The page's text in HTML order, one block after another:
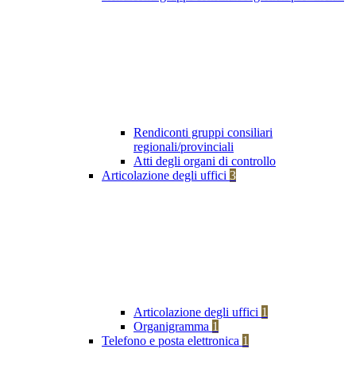
Rendiconti gruppi consiliari
regionali/provinciali
Atti degli organi di controllo
Articolazione degli uffici 3
Articolazione degli uffici 1
Organigramma 1
Telefono e posta elettronica 1